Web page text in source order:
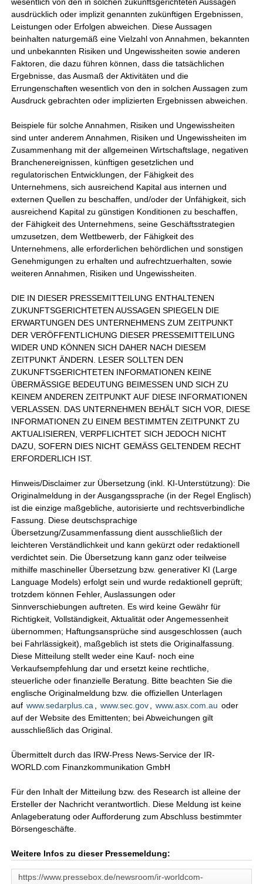
ausdrücklich oder implizit genannten zukünftigen Ergebnissen,
Leistungen oder Erfolgen abweichen. Diese Aussagen
beinhalten naturgemäß eine Vielzahl von Annahmen, bekannten
und unbekannten Risiken und Ungewissheiten sowie anderen
Faktoren, die dazu führen können, dass die tatsächlichen
Ergebnisse, das Ausmaß der Aktivitäten und die
Errungenschaften wesentlich von den in solchen Aussagen zum
Ausdruck gebrachten oder implizierten Ergebnissen abweichen.
Beispiele für solche Annahmen, Risiken und Ungewissheiten
sind unter anderem Annahmen, Risiken und Ungewissheiten im
Zusammenhang mit der allgemeinen Wirtschaftslage, negativen
Branchenereignissen, künftigen gesetzlichen und
regulatorischen Entwicklungen, der Fähigkeit des
Unternehmens, sich ausreichend Kapital aus internen und
externen Quellen zu beschaffen, und/oder der Unfähigkeit, sich
ausreichend Kapital zu günstigen Konditionen zu beschaffen,
der Fähigkeit des Unternehmens, seine Geschäftsstrategien
umzusetzen, dem Wettbewerb, der Fähigkeit des
Unternehmens, alle erforderlichen behördlichen und sonstigen
Genehmigungen zu erhalten und aufrechtzuerhalten, sowie
weiteren Annahmen, Risiken und Ungewissheiten.
DIE IN DIESER PRESSEMITTEILUNG ENTHALTENEN
ZUKUNFTSGERICHTETEN AUSSAGEN SPIEGELN DIE
ERWARTUNGEN DES UNTERNEHMENS ZUM ZEITPUNKT
DER VERÖFFENTLICHUNG DIESER PRESSEMITTEILUNG
WIDER UND KÖNNEN SICH DAHER NACH DIESEM
ZEITPUNKT ÄNDERN. LESER SOLLTEN DEN
ZUKUNFTSGERICHTETEN INFORMATIONEN KEINE
ÜBERMÄSSIGE BEDEUTUNG BEIMESSEN UND SICH ZU
KEINEM ANDEREN ZEITPUNKT AUF DIESE INFORMATIONEN
VERLASSEN. DAS UNTERNEHMEN BEHÄLT SICH VOR, DIESE
INFORMATIONEN ZU EINEM BESTIMMTEN ZEITPUNKT ZU
AKTUALISIEREN, VERPFLICHTET SICH JEDOCH NICHT
DAZU, SOFERN DIES NICHT GEMÄSS GELTENDEM RECHT
ERFORDERLICH IST.
Hinweis/Disclaimer zur Übersetzung (inkl. KI-Unterstützung): Die
Originalmeldung in der Ausgangssprache (in der Regel Englisch)
ist die einzige maßgebliche, autorisierte und rechtsverbindliche
Fassung. Diese deutschsprachige
Übersetzung/Zusammenfassung dient ausschließlich der
leichteren Verständlichkeit und kann gekürzt oder redaktionell
verdichtet sein. Die Übersetzung kann ganz oder teilweise
mithilfe maschineller Übersetzung bzw. generativer KI (Large
Language Models) erfolgt sein und wurde redaktionell geprüft;
trotzdem können Fehler, Auslassungen oder
Sinnverschiebungen auftreten. Es wird keine Gewähr für
Richtigkeit, Vollständigkeit, Aktualität oder Angemessenheit
übernommen; Haftungsansprüche sind ausgeschlossen (auch
bei Fahrlässigkeit), maßgeblich ist stets die Originalfassung.
Diese Mitteilung stellt weder eine Kauf- noch eine
Verkaufsempfehlung dar und ersetzt keine rechtliche,
steuerliche oder finanzielle Beratung. Bitte beachten Sie die
englische Originalmeldung bzw. die offiziellen Unterlagen
auf www.sedarplus.ca www.sec.gov www.asx.com.au oder
auf der Website des Emittenten; bei Abweichungen gilt
ausschließlich das Original.
Übermittelt durch das IRW-Press News-Service der IR-
WORLD.com Finanzkommunikation GmbH
Für den Inhalt der Mitteilung bzw. des Research ist alleine der
Ersteller der Nachricht verantwortlich. Diese Meldung ist keine
Anlageberatung oder Aufforderung zum Abschluss bestimmter
Börsengeschäfte.
Weitere Infos zu dieser Pressemeldung:
https://www.pressebox.de/newsroom/ir-worldcom-